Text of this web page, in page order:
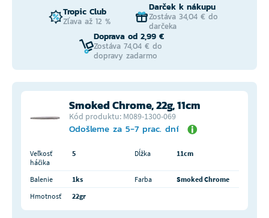
Tropic Club
Zľava až 12 %
Darček k nákupu
Zostáva 34,04 € do
darčeka
Doprava od 2,99 €
Zostáva 74,04 € do
dopravy zadarmo
Smoked Chrome, 22g, 11cm
Kód produktu: M089-1300-069
Odošleme za 5-7 prac. dní
Veľkosť
háčika
5 Dĺžka 11cm
Balenie 1ks Farba
Smoked Chrome
Hmotnosť
22gr